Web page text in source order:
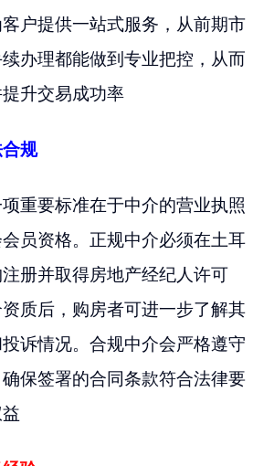
户提供一站式服务，从前期市
办理都能做到专业把控，从而
升交易成功率
规
重要标准在于中介的营业执照
员资格。正规中介必须在土耳
册并取得房地产经纪人许可
质后，购房者可进一步了解其
诉情况。合规中介会严格遵守
保签署的合同条款符合法律要